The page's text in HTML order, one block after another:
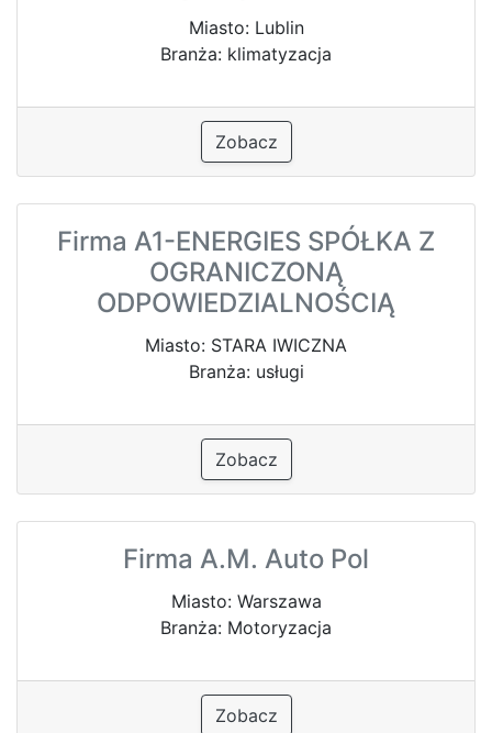
Miasto: Lublin
Branża: klimatyzacja
Zobacz
Firma A1-ENERGIES SPÓŁKA Z
OGRANICZONĄ
ODPOWIEDZIALNOŚCIĄ
Miasto: STARA IWICZNA
Branża: usługi
Zobacz
Firma A.M. Auto Pol
Miasto: Warszawa
Branża: Motoryzacja
Zobacz